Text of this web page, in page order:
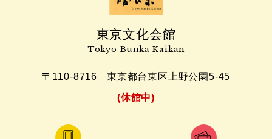
東京文化会館
Tokyo Bunka Kaikan
〒110-8716 東京都台東区上野公園5-45
(休館中)